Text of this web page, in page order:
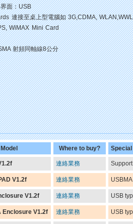
面：USB
連接至桌上型電腦如 3G,CDMA,
WiMAX Mini Card
射頻同軸線8公分
Where to buy?
連絡業務
V1.2f 連絡業務
V1.2f 連絡業務 USB
Enclosure V1.2f 連絡業務 USB